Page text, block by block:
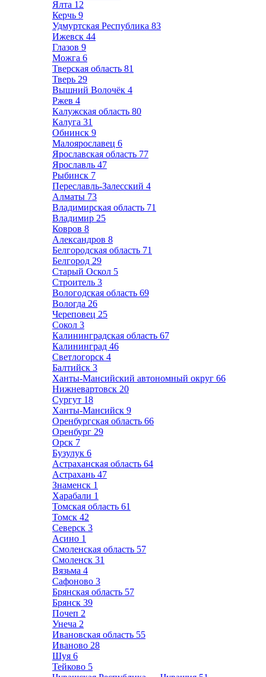
Ялта 12
Керчь 9
Удмуртская Республика 83
Ижевск 44
Глазов 9
Можга 6
Тверская область 81
Тверь 29
Вышний Волочёк 4
Ржев 4
Калужская область 80
Калуга 31
Обнинск 9
Малоярославец 6
Ярославская область 77
Ярославль 47
Рыбинск 7
Переславль-Залесский 4
Алматы 73
Владимирская область 71
Владимир 25
Ковров 8
Александров 8
Белгородская область 71
Белгород 29
Старый Оскол 5
Строитель 3
Вологодская область 69
Вологда 26
Череповец 25
Сокол 3
Калининградская область 67
Калининград 46
Светлогорск 4
Балтийск 3
Ханты-Мансийский автономный округ 66
Нижневартовск 20
Сургут 18
Ханты-Мансийск 9
Оренбургская область 66
Оренбург 29
Орск 7
Бузулук 6
Астраханская область 64
Астрахань 47
Знаменск 1
Харабали 1
Томская область 61
Томск 42
Северск 3
Асино 1
Смоленская область 57
Смоленск 31
Вязьма 4
Сафоново 3
Брянская область 57
Брянск 39
Почеп 2
Унеча 2
Ивановская область 55
Иваново 28
Шуя 6
Тейково 5